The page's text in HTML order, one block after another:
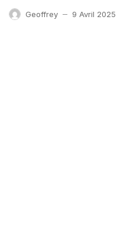
Geoffrey — 9 Avril 2025